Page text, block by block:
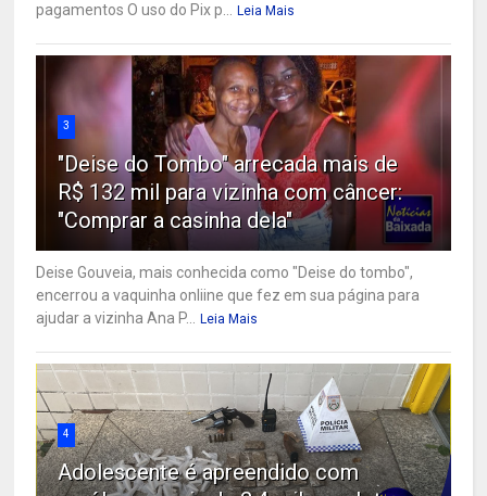
pagamentos O uso do Pix p... Leia Mais
3
"Deise do Tombo" arrecada mais de
R$ 132 mil para vizinha com câncer:
"Comprar a casinha dela"
Deise Gouveia, mais conhecida como "Deise do tombo",
encerrou a vaquinha onliine que fez em sua página para
ajudar a vizinha Ana P... Leia Mais
4
Adolescente é apreendido com